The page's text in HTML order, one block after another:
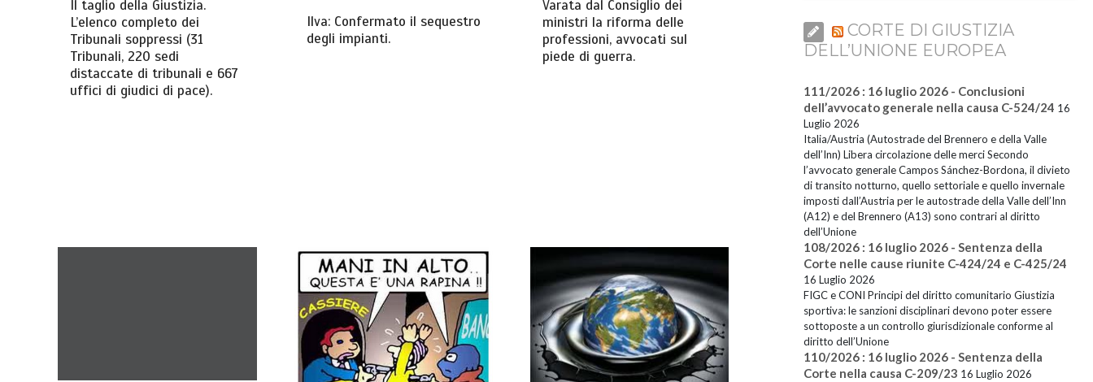
Il taglio della Giustizia.
L’elenco completo dei
Tribunali soppressi (31
Tribunali, 220 sedi
distaccate di tribunali e 667
uffici di giudici di pace).
Ilva: Confermato il sequestro
degli impianti.
Varata dal Consiglio dei
ministri la riforma delle
professioni, avvocati sul
piede di guerra.
CORTE DI GIUSTIZIA
DELL’UNIONE EUROPEA
111/2026 : 16 luglio 2026 - Conclusioni
dell’avvocato generale nella causa C-524/24 16
Luglio 2026
Italia/Austria (Autostrade del Brennero e della Valle
dell’Inn) Libera circolazione delle merci Secondo
l’avvocato generale Campos Sánchez-Bordona, il divieto
di transito notturno, quello settoriale e quello invernale
imposti dall’Austria per le autostrade della Valle dell’Inn
(A12) e del Brennero (A13) sono contrari al diritto
dell’Unione
108/2026 : 16 luglio 2026 - Sentenza della
Corte nelle cause riunite C-424/24 e C-425/24
16 Luglio 2026
FIGC e CONI Principi del diritto comunitario Giustizia
sportiva: le sanzioni disciplinari devono poter essere
sottoposte a un controllo giurisdizionale conforme al
diritto dell’Unione
110/2026 : 16 luglio 2026 - Sentenza della
Corte nella causa C-209/23 16 Luglio 2026